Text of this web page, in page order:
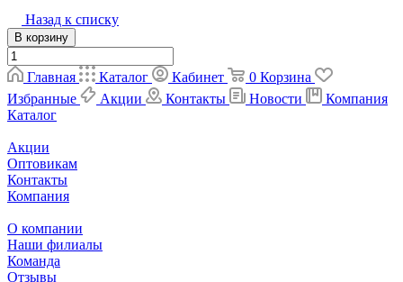
Назад к списку
В корзину
Главная Каталог Кабинет 0 Корзина
Избранные
Акции Контакты Новости
Компания
Каталог
Акции
Оптовикам
Контакты
Компания
О компании
Наши филиалы
Команда
Отзывы